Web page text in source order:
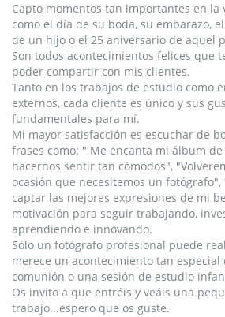
Capto momentos tan importantes en la
como el día de su boda, su embarazo,
de un hijo o el 25 aniversario de aquel
Son todos acontecimientos felices que
poder compartir con mis clientes.
Tanto en los trabajos de estudio como
externos, cada cliente es único y sus
fundamentales para mí.
Mi mayor satisfacción es escuchar de
frases como: " Me encanta mi álbum
hacernos sentir tan cómodos",
ocasión que necesitemos un fotógrafo",
captar las mejores expresiones de mi
motivación para seguir trabajando,
aprendiendo e innovando.
Sólo un fotógrafo profesional puede
merece un acontecimiento tan especial
comunión o una sesión de estudio
Os invito a que entréis y veáis una
trabajo...espero que os guste.